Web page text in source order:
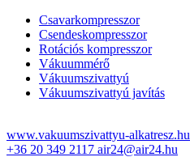
Csavarkompresszor
Csendeskompresszor
Rotációs kompresszor
Vákuummérő
Vákuumszivattyú
Vákuumszivattyú javítás
www.vakuumszivattyu-alkatresz.hu
+36 20 349 2117 air24@air24.hu